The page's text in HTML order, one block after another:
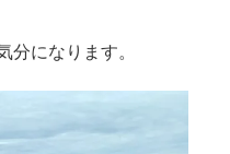
分になります。